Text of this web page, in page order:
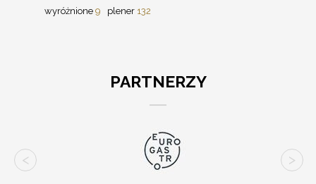
wyróżnione 9 plener 132
PARTNERZY